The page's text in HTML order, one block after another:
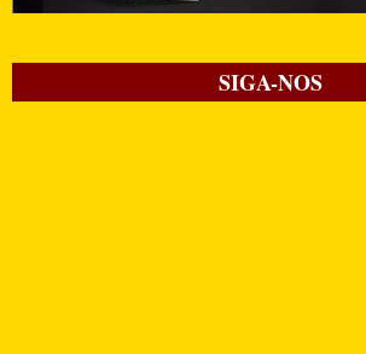
SIGA-NOS